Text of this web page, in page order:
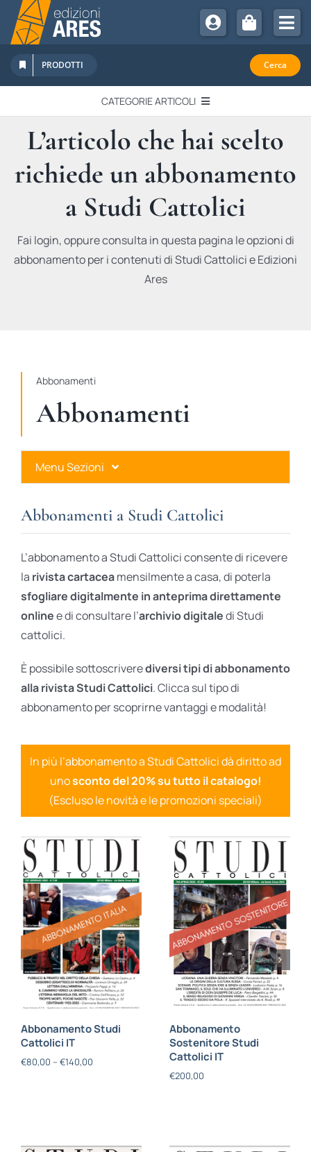
Salta
contenuto
Chi Siamo
Sostienici
Abbonamenti
Promozioni
Newsletter
PRODOTTI Cerca
CATEGORIE ARTICOLI
EDITORIALI
IN QUESTO NUMERO
RECENSIONI
L’articolo che hai scelto
richiede un abbonamento
a Studi Cattolici
Fai login, oppure consulta in questa pagina le opzioni di
abbonamento per i contenuti di Studi Cattolici e Edizioni
Ares
Abbonamenti
Abbonamenti
Menu Sezioni
Ares Gold
Ares Digital
Ares Gift Card
Abbonamenti a Studi Cattolici
L’abbonamento a Studi Cattolici consente di ricevere
la rivista cartaceamensilmente a casa, di poterla
sfogliare digitalmente in anteprima direttamente
onlinee di consultare l’archivio digitaledi Studi
cattolici.
È possibile sottoscriverediversi tipi di abbonamento
alla rivista Studi Cattolici. Clicca sul tipo di
abbonamento per scoprirne vantaggi e modalità!
In più l’abbonamento a Studi Cattolici dà diritto ad
unosconto del 20% su tutto il catalogo!
(Escluso le novità e le promozioni speciali)
Abbonamento Studi
Cattolici IT
€80,00 – €140,00
Abbonamento
Sostenitore Studi
Cattolici IT
€200,00